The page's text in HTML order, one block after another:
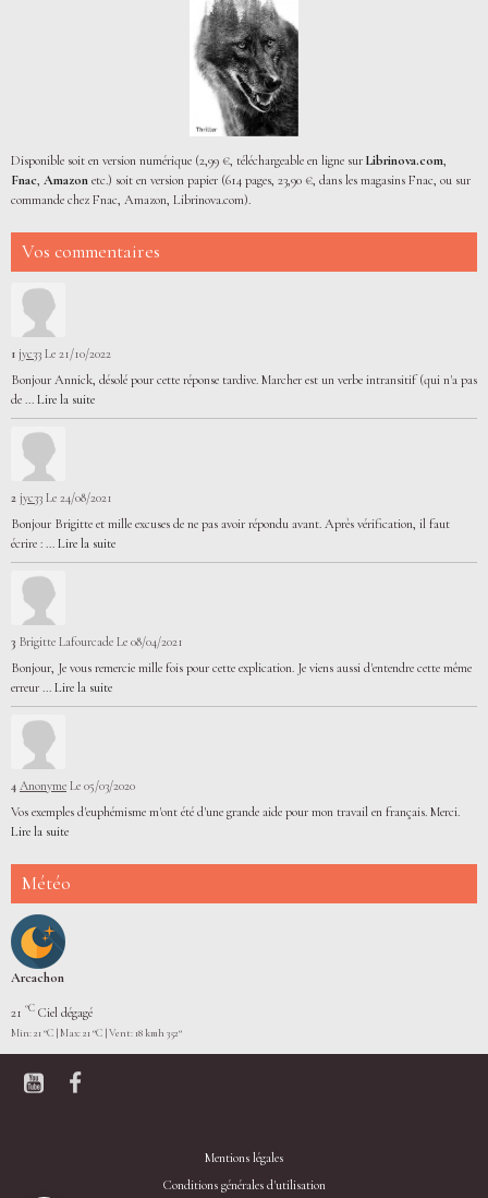
Disponible soit en version numérique (2,99 €, téléchargeable en ligne sur Librinova.com,
Fnac, Amazon etc.) soit en version papier (614 pages, 23,90 €, dans les magasins Fnac, ou sur
commande chez Fnac, Amazon, Librinova.com).
Vos commentaires
1 jyc33 Le 21/10/2022
Bonjour Annick, désolé pour cette réponse tardive. Marcher est un verbe intransitif (qui n'a pas
de ... Lire la suite
2 jyc33 Le 24/08/2021
Bonjour Brigitte et mille excuses de ne pas avoir répondu avant. Après vérification, il faut
écrire : ... Lire la suite
3 Brigitte Lafourcade Le 08/04/2021
Bonjour, Je vous remercie mille fois pour cette explication. Je viens aussi d'entendre cette même
erreur ... Lire la suite
4 Anonyme Le 05/03/2020
Vos exemples d'euphémisme m'ont été d'une grande aide pour mon travail en français. Merci.
Lire la suite
Météo
Arcachon
21 °C Ciel dégagé
Min: 21 °C | Max: 21 °C | Vent: 18 kmh 352°
Mentions légales
Conditions générales d'utilisation